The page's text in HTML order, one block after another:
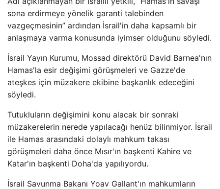
sona erdirmeye yönelik garanti talebinden
vazgeçmesinin” ardından İsrail'in daha kapsamlı bir
anlaşmaya varma konusunda iyimser olduğunu söyledi.
İsrail Yayın Kurumu, Mossad direktörü David Barnea'nın
Hamas'la esir değişimi görüşmeleri ve Gazze'de
ateşkes için müzakere ekibine başkanlık edeceğini
söyledi.
Tutukluların değişimini konu alacak bir sonraki
müzakerelerin nerede yapılacağı henüz bilinmiyor. İsrail
ile Hamas arasındaki dolaylı mahkum takası
görüşmeleri daha önce Mısır'ın başkenti Kahire ve
Katar'ın başkenti Doha'da yapılıyordu.
İsrail Savunma Bakanı Yoav Gallant'ın mahkumların